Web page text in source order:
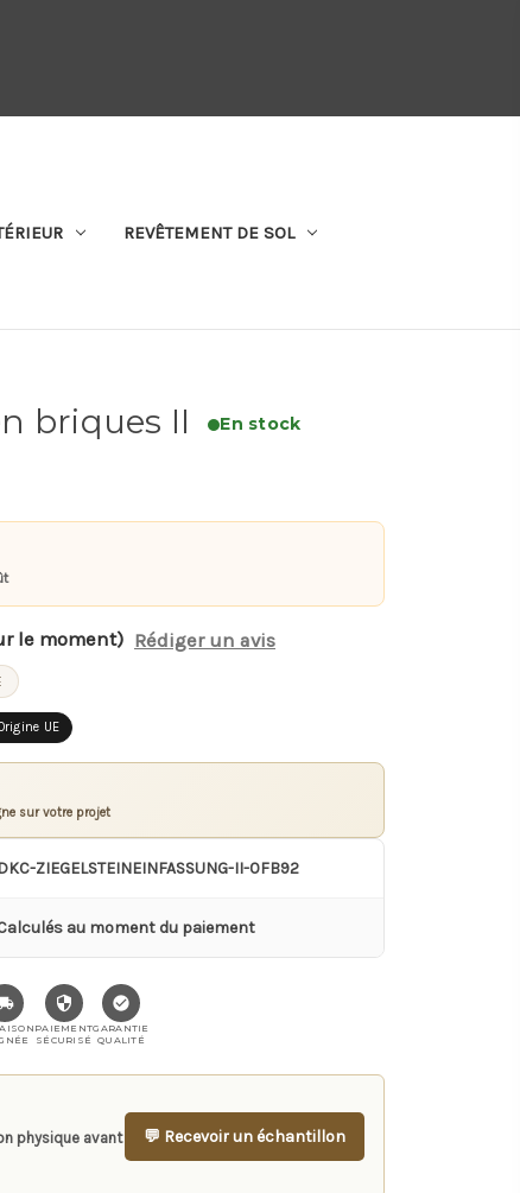
SOMMES-NOUS
REVÊTEMENT DE SOL
briques II En stock
le moment) Rédiger un avis
UE
sur votre projet
ZIEGELSTEINEINFASSUNG-II-0FB92
au moment du paiement
PAIEMENT
SÉCURISÉ
GARANTIE
QUALITÉ
physique avant
💬 Recevoir un échantillon